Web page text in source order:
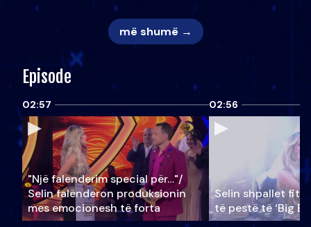
më shumë →
Episode
02:57
"Një falenderim special për…"/
Selin falënderon produksionin
mes emocionesh të forta
02:56
Selin shpallet
të pestë të ‘Big